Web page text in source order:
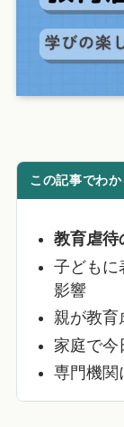
この記事でわか
教育虐待
子どもに
影響
親が教育
家庭で今
専門機関